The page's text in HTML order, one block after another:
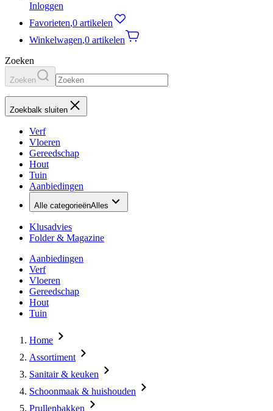
Inloggen
Favorieten,0 artikelen
Winkelwagen,0 artikelen
Zoeken
Zoeken
Zoekbalk sluiten
Verf
Vloeren
Gereedschap
Hout
Tuin
Aanbiedingen
Alle categorieënAlles
Klusadvies
Folder & Magazine
Aanbiedingen
Verf
Vloeren
Gereedschap
Hout
Tuin
Home
Assortiment
Sanitair & keuken
Schoonmaak & huishouden
Prullenbakken